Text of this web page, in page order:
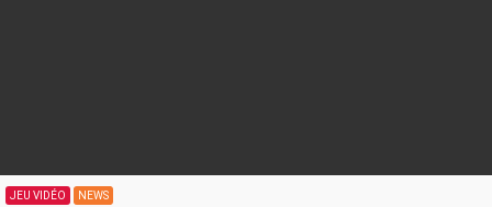
JEU VIDÉO NEWS